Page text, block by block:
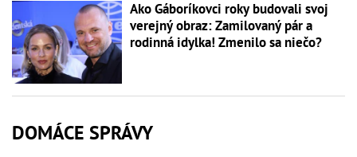
Ako Gáboríkovci roky budovali svoj
verejný obraz: Zamilovaný pár a
rodinná idylka! Zmenilo sa niečo?
DOMÁCE SPRÁVY